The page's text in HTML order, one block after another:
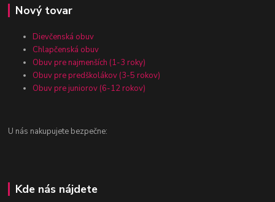
Nový tovar
Dievčenská obuv
Chlapčenská obuv
Obuv pre najmenších (1-3 roky)
Obuv pre predškolákov (3-5 rokov)
Obuv pre juniorov (6-12 rokov)
U nás nakupujete bezpečne:
Kde nás nájdete